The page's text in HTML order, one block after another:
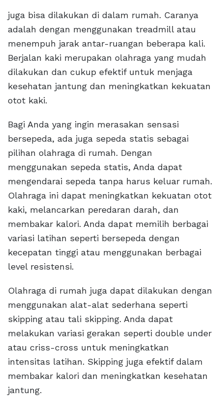
juga bisa dilakukan di dalam rumah. Caranya
adalah dengan menggunakan treadmill atau
menempuh jarak antar-ruangan beberapa kali.
Berjalan kaki merupakan olahraga yang mudah
dilakukan dan cukup efektif untuk menjaga
kesehatan jantung dan meningkatkan kekuatan
otot kaki.
Bagi Anda yang ingin merasakan sensasi
bersepeda, ada juga sepeda statis sebagai
pilihan olahraga di rumah. Dengan
menggunakan sepeda statis, Anda dapat
mengendarai sepeda tanpa harus keluar rumah.
Olahraga ini dapat meningkatkan kekuatan otot
kaki, melancarkan peredaran darah, dan
membakar kalori. Anda dapat memilih berbagai
variasi latihan seperti bersepeda dengan
kecepatan tinggi atau menggunakan berbagai
level resistensi.
Olahraga di rumah juga dapat dilakukan dengan
menggunakan alat-alat sederhana seperti
skipping atau tali skipping. Anda dapat
melakukan variasi gerakan seperti double under
atau criss-cross untuk meningkatkan
intensitas latihan. Skipping juga efektif dalam
membakar kalori dan meningkatkan kesehatan
jantung.